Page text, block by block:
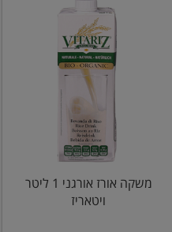
משקה אורז אורגני 1 ליטר
ויטאריז